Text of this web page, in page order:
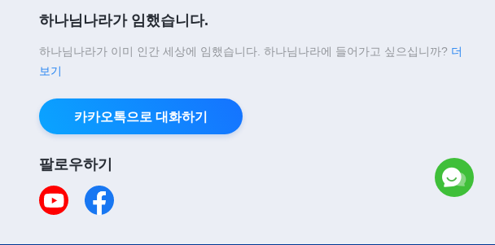
하나님나라가 임했습니다.
하나님나라가 이미 인간 세상에 임했습니다. 하나님나라에 들어가고 싶으십니까? 더
보기
카카오톡으로 대화하기
팔로우하기